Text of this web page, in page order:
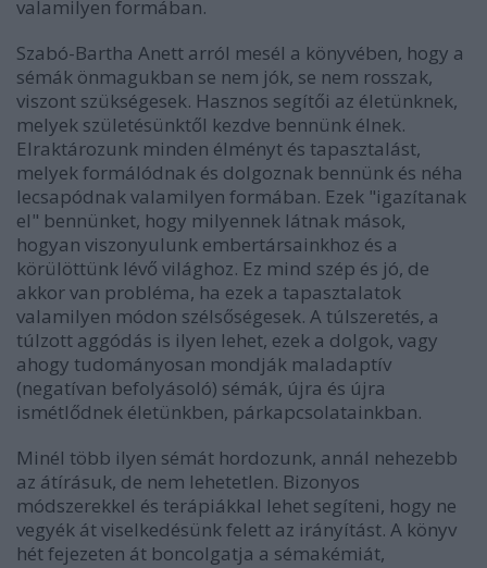
valamilyen formában.
Szabó-Bartha Anett arról mesél a könyvében, hogy a
sémák önmagukban se nem jók, se nem rosszak,
viszont szükségesek. Hasznos segítői az életünknek,
melyek születésünktől kezdve bennünk élnek.
Elraktározunk minden élményt és tapasztalást,
melyek formálódnak és dolgoznak bennünk és néha
lecsapódnak valamilyen formában. Ezek "igazítanak
el" bennünket, hogy milyennek látnak mások,
hogyan viszonyulunk embertársainkhoz és a
körülöttünk lévő világhoz. Ez mind szép és jó, de
akkor van probléma, ha ezek a tapasztalatok
valamilyen módon szélsőségesek. A túlszeretés, a
túlzott aggódás is ilyen lehet, ezek a dolgok, vagy
ahogy tudományosan mondják maladaptív
(negatívan befolyásoló) sémák, újra és újra
ismétlődnek életünkben, párkapcsolatainkban.
Minél több ilyen sémát hordozunk, annál nehezebb
az átírásuk, de nem lehetetlen. Bizonyos
módszerekkel és terápiákkal lehet segíteni, hogy ne
vegyék át viselkedésünk felett az irányítást. A könyv
hét fejezeten át boncolgatja a sémakémiát,